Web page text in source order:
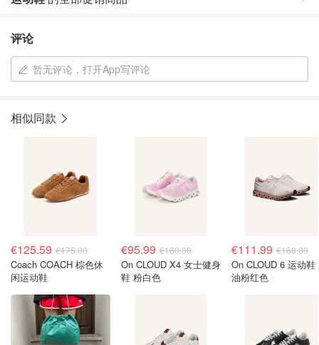
评论
暂无评论，打开App写评论
相似同款
€125.59 €175.00
Coach COACH 棕色休
闲运动鞋
€95.99 €160.00
On CLOUD X4 女士健身
鞋 粉白色
€111.99 €160.00
On CLOUD 6 运动鞋
油粉红色